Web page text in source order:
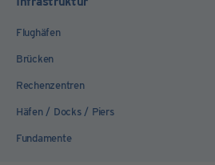
Flughäfen
Brücken
Rechenzentren
Häfen / Docks / Piers
Fundamente